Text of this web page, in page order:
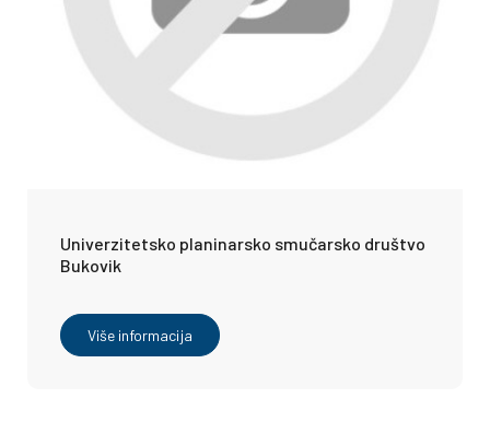
Univerzitetsko planinarsko smučarsko društvo
Bukovik
Više informacija